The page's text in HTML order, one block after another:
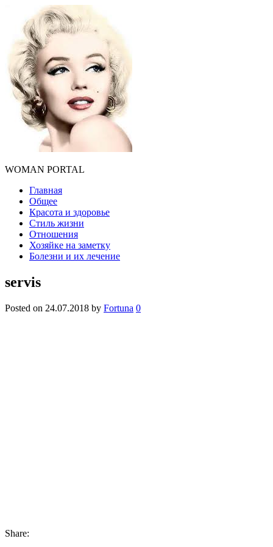
WOMAN PORTAL
Главная
Общее
Красота и здоровье
Стиль жизни
Отношения
Хозяйке на заметку
Болезни и их лечение
servis
Posted on 24.07.2018 by Fortuna 0
Share: